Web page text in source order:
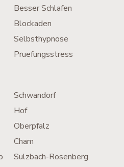
Besser Schlafen
Blockaden
Selbsthypnose
Pruefungsstress
Schwandorf
Hof
Oberpfalz
Cham
Sulzbach-Rosenberg